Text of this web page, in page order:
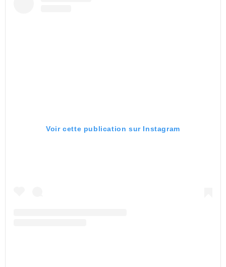
Voir cette publication sur Instagram